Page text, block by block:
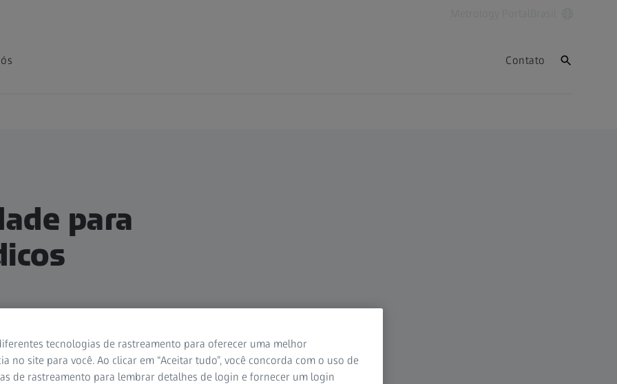
Contato
para
tecnologias de rastreamento para oferecer uma melhor
no site para você. Ao clicar em “Aceitar tudo”, você concorda com o uso de
de rastreamento para lembrar detalhes de login e fornecer um login